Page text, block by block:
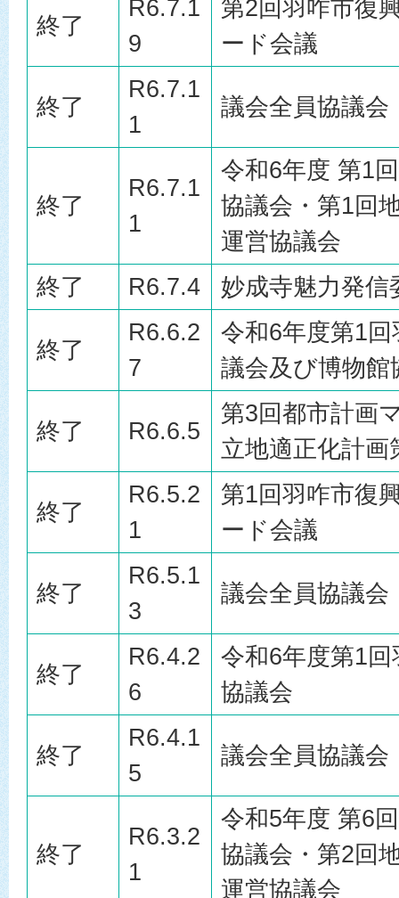
終了
R6.7.1
9
第2回羽咋市復
ード会議
終了
R6.7.1
1
議会全員協議会
終了
R6.7.1
1
令和6年度 第1
協議会・第1回
運営協議会
終了
R6.7.4 妙成寺魅力発信
終了
R6.6.2
7
令和6年度第1
議会及び博物館
終了 R6.6.5
第3回都市計画
立地適正化計画
終了
R6.5.2
1
第1回羽咋市復
ード会議
終了
R6.5.1
3
議会全員協議会
終了
R6.4.2
6
令和6年度第1
協議会
終了
R6.4.1
5
議会全員協議会
終了
R6.3.2
1
令和5年度 第6
協議会・第2回
運営協議会